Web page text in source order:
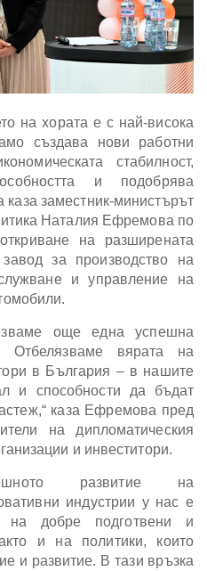
на хората е с най-висока
създава нови работни
стабилност,
и подобрява
каза заместник-министърът
Наталия Ефремова по
на разширената
за производство на
и управление на
още една успешна
Отбелязваме вярата на
в България – в нашите
и способности да бъдат
каза Ефремова пред
на дипломатическия
и инвеститори.
развитие на
индустрии у нас е
на добре подготвени и
и на политики, които
и развитие. В тази връзка